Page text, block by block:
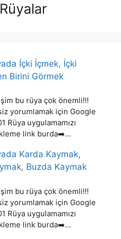
İçki İçmek, İçki
Birini Görmek
bu rüya çok önemli!!!
yorumlamak için Google
Rüya uygulamamızı
link burda➡️…
Karda Kaymak,
Buzda Kaymak
bu rüya çok önemli!!!
yorumlamak için Google
Rüya uygulamamızı
link burda➡️…